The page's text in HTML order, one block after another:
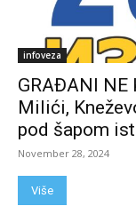
infoveza
GRAĐANI NE
Milići,
pod šapom
November 28, 2024
Više